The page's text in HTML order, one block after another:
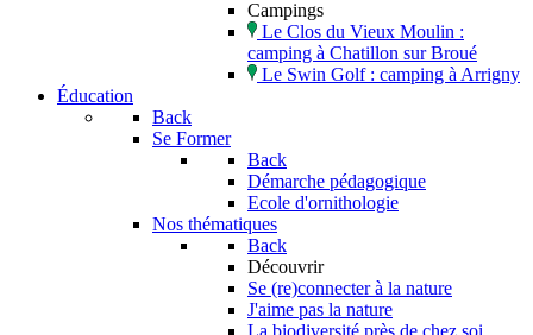
Campings
Le Clos du Vieux Moulin :
camping à Chatillon sur Broué
Le Swin Golf : camping à Arrigny
Éducation
Back
Se Former
Back
Démarche pédagogique
Ecole d'ornithologie
Nos thématiques
Back
Découvrir
Se (re)connecter à la nature
J'aime pas la nature
La biodiversité près de chez soi